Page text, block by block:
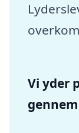
Vi yder